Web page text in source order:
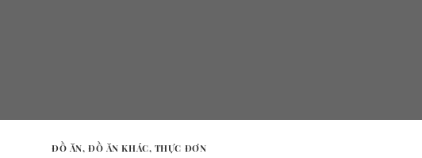
ĐỒ ĂN,ĐỒ ĂN KHÁC, THỰC ĐƠN